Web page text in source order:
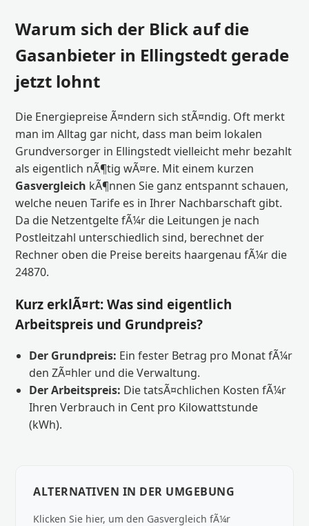
Warum sich der Blick auf die
Gasanbieter in Ellingstedt gerade
jetzt lohnt
Die Energiepreise Ã¤ndern sich stÃ¤ndig. Oft merkt
man im Alltag gar nicht, dass man beim lokalen
Grundversorger in Ellingstedt vielleicht mehr bezahlt
als eigentlich nÃ¶tig wÃ¤re. Mit einem kurzen
Gasvergleich kÃ¶nnen Sie ganz entspannt schauen,
welche neuen Tarife es in Ihrer Nachbarschaft gibt.
Da die Netzentgelte fÃ¼r die Leitungen je nach
Postleitzahl unterschiedlich sind, berechnet der
Rechner oben die Preise bereits haargenau fÃ¼r die
24870.
Kurz erklÃ¤rt: Was sind eigentlich
Arbeitspreis und Grundpreis?
Der Grundpreis: Ein fester Betrag pro Monat fÃ¼r
den ZÃ¤hler und die Verwaltung.
Der Arbeitspreis: Die tatsÃ¤chlichen Kosten fÃ¼r
Ihren Verbrauch in Cent pro Kilowattstunde
(kWh).
ALTERNATIVEN IN DER UMGEBUNG
Klicken Sie hier, um den Gasvergleich fÃ¼r